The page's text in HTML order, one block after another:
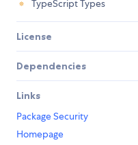
TypeScript Types
License
Dependencies
Links
Package Security
Homepage